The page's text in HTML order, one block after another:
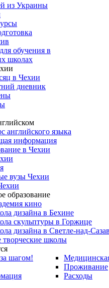
из Украины
обучения в
школах
в Чехии
дневник
английского языка
информация
в Чехии
вузы Чехии
образование
кино
дизайна в Бехине
скульптуры в Горжице
дизайна в Светле-над-
творческие школы
шагом!
Проживание
Расходы